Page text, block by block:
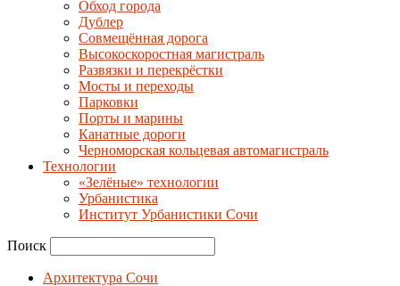
Обход города
Дублер
Совмещённая дорога
Высокоскоростная магистраль
Развязки и перекрёстки
Мосты и переходы
Парковки
Порты и марины
Канатные дороги
Черноморская кольцевая автомагистраль
Технологии
«Зелёные» технологии
Урбанистика
Институт Урбанистики Сочи
Поиск
Архитектура Сочи